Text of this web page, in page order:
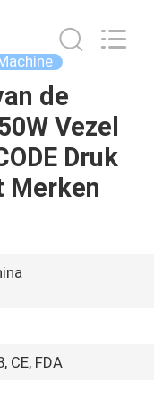
de
Vezel
Druk
Merken
CE, FDA